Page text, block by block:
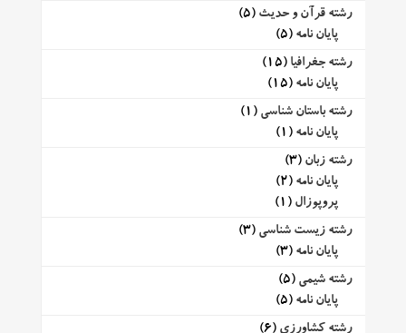
رشته قرآن و حدیث (5)
پایان نامه (5)
رشته جغرافیا (15)
پایان نامه (15)
رشته باستان شناسی (1)
پایان نامه (1)
رشته زبان (3)
پایان نامه (2)
پروپوزال (1)
رشته زیست شناسی (3)
پایان نامه (3)
رشته شیمی (5)
پایان نامه (5)
رشته کشاورزی (6)